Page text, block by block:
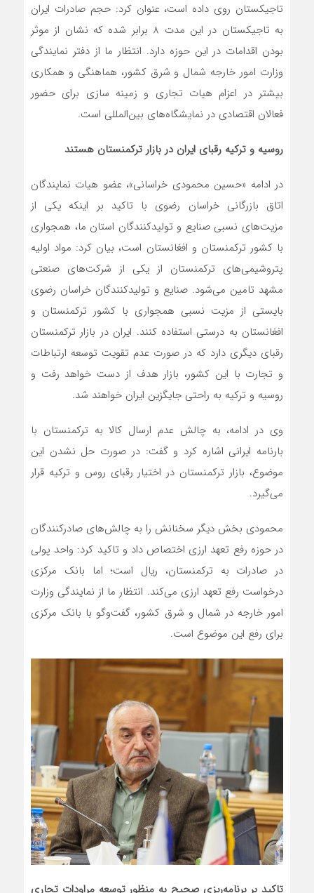
تاجیکستان روی داده است، عنوان کرد: حجم صادرات ایران
به تاجیکستان در این مدت 8 برابر شده که نشان از موثر
بودن اقدامات در این حوزه دارد. انتظار ما از دفتر نمایندگی
وزارت امور خارجه شمال و شرق کشور، هماهنگی و همکاری
بیشتر در اعزام هیات تجاری و زمینه سازی برای حضور
فعالان اقتصادی در نمایشگاه‌های بین‌المللی است.
روسیه و ترکیه رقبای ایران در بازار ترکمنستان هستند
در ادامه «حسین محمودی خراسانی»، عضو هیات نمایندگان
اتاق بازرگانی خراسان رضوی با تاکید بر اینکه یکی از
مزیت‌های نسبی صنایع و تولیدکنندگان استان ما، همجواری
با کشور ترکمنستان و افغانستان است، بیان کرد: مواد اولیه
پتروشیمی‌های ترکمنستان از یکی از شرکت‌های صنعتی
مشهد تامین می‌شود. صنایع و تولیدکنندگان خراسان رضوی
بایستی از مزیت نسبی همجواری با کشور ترکمنستان و
افغانستان به درستی استفاده کنند. ایران در بازار ترکمنستان
رقبای دیگری دارد که در صورت عدم تقویت توسعه ارتباطات
و تجارت با این کشور، بازار هدف از دست خواهد رفت و
روسیه و ترکیه به راحتی جایگزین ایران خواهند شد.
وی در ادامه، به چالش عدم ارسال کالا به ترکمنستان با
بارنامه ایرانی اشاره کرد و گفت: در صورت حل نشدن این
موضوع، بازار ترکمنستان در اختیار رقبای روس و ترکیه قرار
می‌گیرد.
محمودی بخش دیگر سخنانش را به چالش‌های صادرکنندگان
در حوزه رفع تعهد ارزی اختصاص داد و تاکید کرد: واحد پولی
در صادرات به ترکمنستان، ریال است؛ اما بانک مرکزی
درخواست رفع تعهد ارزی می‌کند. انتظار ما از نمایندگی وزارت
امور خارجه در شمال و شرق کشور، گفت‌وگو با بانک مرکزی
برای رفع این موضوع است.
تاکید بر برنامه‌ریزی صحیح به منظور توسعه مراودات تجاری